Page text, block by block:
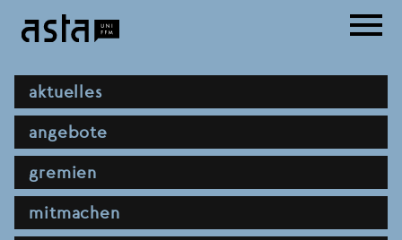
zum
hauptnavigation
aktuelles
angebote
gremien
mitmachen
menu